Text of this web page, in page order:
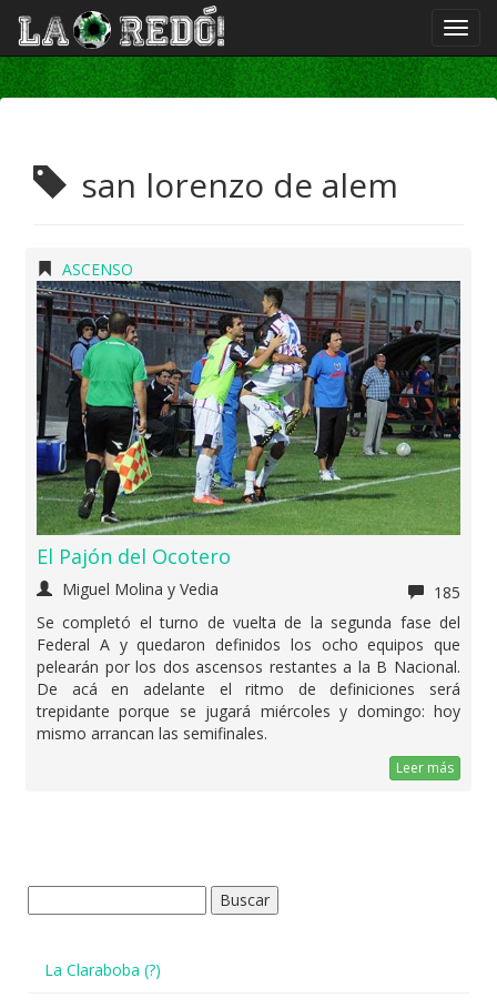
san lorenzo de alem
ASCENSO
El Pajón del Ocotero
Miguel Molina y Vedia
185
Se completó el turno de vuelta de la segunda fase del
Federal A y quedaron definidos los ocho equipos que
pelearán por los dos ascensos restantes a la B Nacional.
De acá en adelante el ritmo de definiciones será
trepidante porque se jugará miércoles y domingo: hoy
mismo arrancan las semifinales.
Leer más
La Claraboba (?)